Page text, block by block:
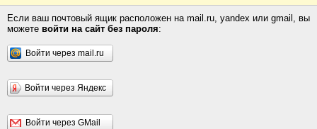
Если ваш почтовый ящик расположен на mail.ru, yandex или gmail, вы
можете войти на сайт без пароля:
Войти через mail.ru
Войти через Яндекс
Войти через GMail